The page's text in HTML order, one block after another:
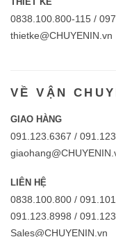
0838.100.800-115 /
thietke@CHUYENIN.vn
VỀ VẬN
GIAO HÀNG
091.123.6367 /
LIÊN HỆ
0838.100.800 /
091.123.8998 /
Sales@CHUYENIN.vn